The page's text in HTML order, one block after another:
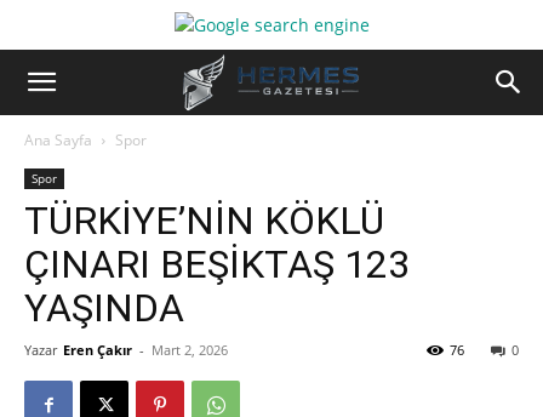
Ana Sayfa Spor
Spor
TÜRKİYE’NİN KÖKLÜ
ÇINARI BEŞİKTAŞ 123
YAŞINDA
Yazar Eren Çakır - Mart 2, 2026 0
76